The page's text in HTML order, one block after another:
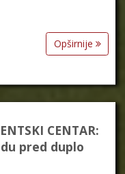
Opširnije
CENTAR:
pred duplo